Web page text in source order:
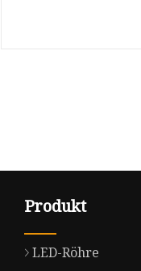
Produkt
LED-Röhre